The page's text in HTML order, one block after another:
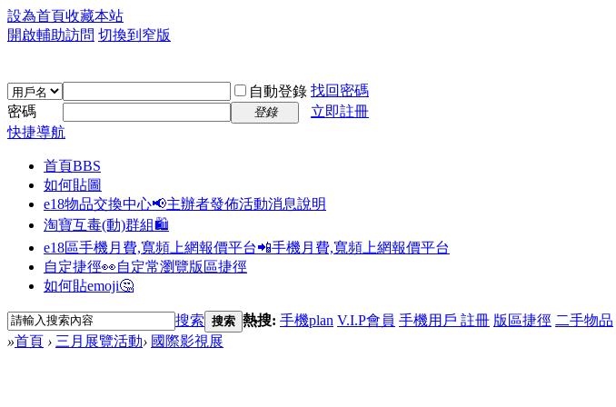
設為首頁收藏本站
開啟輔助訪問 切換到窄版
自動登錄 找回密碼
密碼
登錄
立即註冊
快捷導航
首頁BBS
如何貼圖
e18物品交換中心📢主辦者發佈活動消息說明
淘寶互毒(動)群組🛍️
e18區手機月費,寬頻上網報價平台📲手機月費,寬頻上網報價平台
自定捷徑👀自定常瀏覽版區捷徑
如何貼emoji🤔
搜索 搜索 熱搜: 手機plan V.I.P會員 手機用戶 註冊 版區捷徑 二手物品
»首頁 › 三月展覽活動› 國際影視展